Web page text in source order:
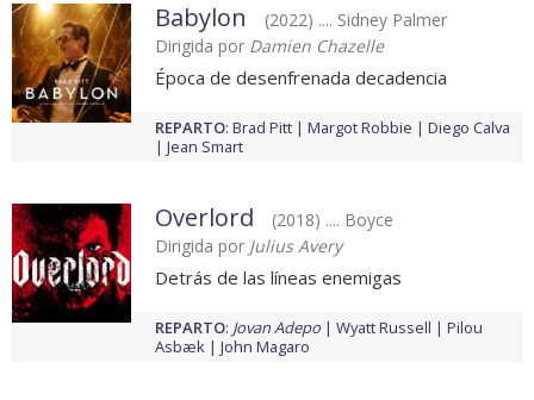
Babylon
(2022) .... Sidney Palmer
Dirigida por Damien Chazelle
Época de desenfrenada decadencia
REPARTO: Brad Pitt Margot Robbie
Diego Calva
Jean Smart
Overlord
(2018) .... Boyce
Dirigida por Julius Avery
Detrás de las líneas enemigas
REPARTO: Jovan Adepo Wyatt Russell
Pilou
Asbæk
John Magaro